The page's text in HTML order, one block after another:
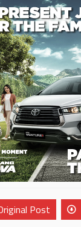
Post